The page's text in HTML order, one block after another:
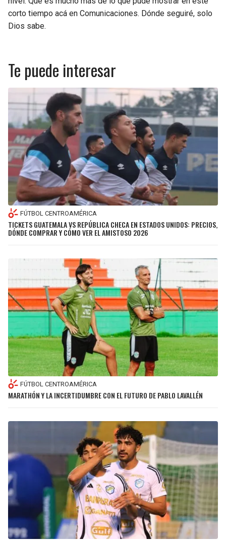
corto tiempo acá en Comunicaciones. Dónde seguiré, solo
Dios sabe.
Te puede interesar
FÚTBOL CENTROAMÉRICA
TICKETS GUATEMALA VS REPÚBLICA CHECA EN ESTADOS UNIDOS: PRECIOS,
DÓNDE COMPRAR Y CÓMO VER EL AMISTOSO 2026
FÚTBOL CENTROAMÉRICA
MARATHÓN Y LA INCERTIDUMBRE CON EL FUTURO DE PABLO LAVALLÉN